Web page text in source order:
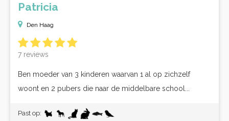
Patricia
Den Haag
7 reviews
Ben moeder van 3 kinderen waarvan 1 al op zichzelf
woont en 2 pubers die naar de middelbare school...
Past op: